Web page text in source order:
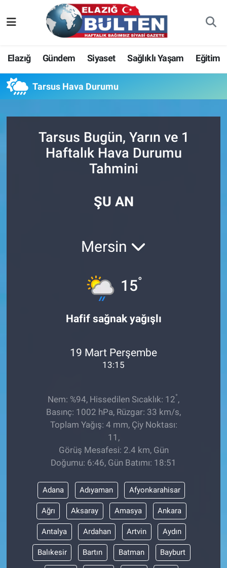
Elazığ Gündem Siyaset Sağlıklı Yaşam Eğitim
Tarsus Hava Durumu
Tarsus Bugün, Yarın ve 1
Haftalık Hava Durumu
Tahmini
ŞU AN
Mersin
15°
Hafif sağnak yağışlı
19 Mart Perşembe
13:15
Nem: %94, Hissedilen Sıcaklık: 12°,
Basınç: 1002 hPa, Rüzgar: 33 km/s,
Toplam Yağış: 4 mm, Çiy Noktası:
11,
Görüş Mesafesi: 2.4 km, Gün
Doğumu: 6:46, Gün Batımı: 18:51
Adana Adıyaman Afyonkarahisar
Ağrı Aksaray Amasya Ankara
Antalya Ardahan Artvin Aydın
Balıkesir Bartın Batman Bayburt
Asayiş
Bilim-Teknoloji
Eğitim
Ekonomi
Elazığ
Sağlıklı Yaşam
Nöbetçi Eczaneler
Hava Durumu
Namaz Vakitleri
Trafik Durumu
Süper Lig Puan Durumu ve Fikstür
Son Dakika Haberleri